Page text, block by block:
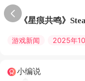
《星痕共鸣》
游戏新闻 2025年
小编说